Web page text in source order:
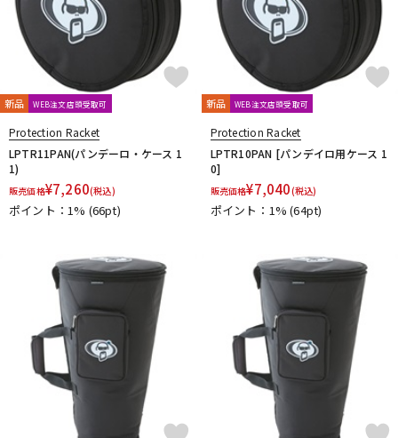
新品 WEB注文店頭受取可
Protection Racket
LPTR11PAN(パンデーロ・ケース 1
1)
販売価格¥7,260(税込)
ポイント：1% (66pt)
新品 WEB注文店頭受取可
Protection Racket
LPTR10PAN [パンデイロ用ケース 1
0]
販売価格¥7,040(税込)
ポイント：1%(64pt)